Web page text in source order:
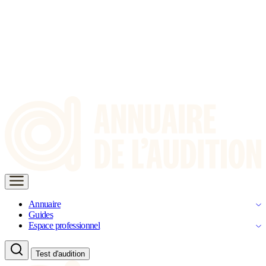
Annuaire
Guides
Espace professionnel
Test d'audition